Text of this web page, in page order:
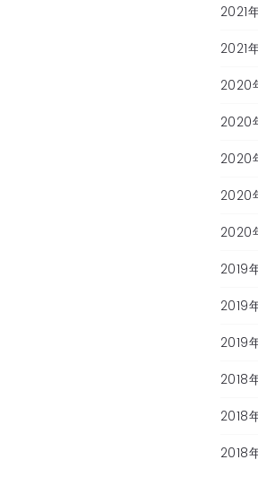
2021
2021
2020
2020
2020
2020
2020
2019
2019
2019
2018
2018
2018